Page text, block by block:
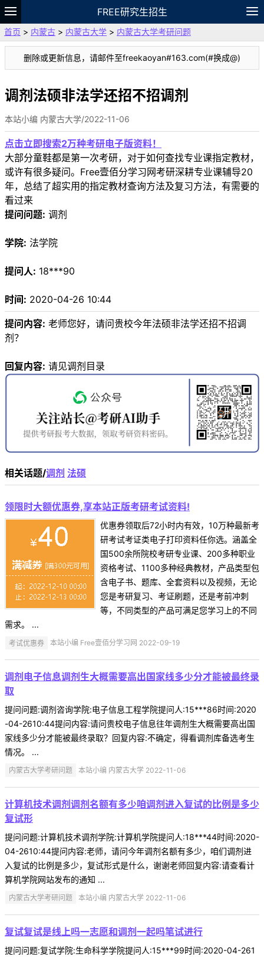
FREE研究生招生
题库
故事 专题 APP 笔记
VIP
资料
首页 > 内蒙古 > 内蒙古大学 > 内蒙古大学考研问题
删除或更新信息，请邮件至freekaoyan#163.com(#换成@)
调剂法硕非法学还招不招调剂
本站小编 内蒙古大学/2022-11-06
点击立即搜索2万种考研电子版资料！
大部分童鞋都是第一次考研，对于如何查找专业课指定教材，
或许有很多疑问。Free壹佰分学习网考研深耕专业课辅导20
年，总结了超实用的指定教材查询方法及复习方法，有需要的
看过来
提问问题: 调剂
学院: 法学院
提问人: 18***90
时间: 2020-04-26 10:44
提问内容: 老师您好，请问贵校今年法硕非法学还招不招调
剂？
回复内容: 请见调剂目录
相关话题/调剂 法硕
领限时大额优惠券,享本站正版考研考试资料!
优惠券领取后72小时内有效，10万种最新考
研考试考证类电子打印资料任你选。涵盖全
国500余所院校考研专业课、200多种职业
资格考试、1100多种经典教材，产品类型包
含电子书、题库、全套资料以及视频，无论
您是考研复习、考证刷题，还是考前冲刺
等，不同类型的产品可满足您学习上的不同
需求。 ...
考试优惠券 本站小编 Free壹佰分学习网 2022-09-19
调剂电子信息调剂生大概需要高出国家线多少分才能被最终录
取
提问问题:调剂咨询学院:电子信息工程学院提问人:15***86时间:2020
-04-2610:44提问内容:请问贵校电子信息往年调剂生大概需要高出国
家线多少分才能被最终录取？回复内容:不确定，得看调剂库备选考生
情况。 ...
内蒙古大学考研问题 本站小编 内蒙古大学 2022-11-06
计算机技术调剂调剂名额有多少咱调剂进入复试的比例是多少
复试形
提问问题:计算机技术调剂学院:计算机学院提问人:18***44时间:2020-
04-2610:44提问内容:老师，请问今年调剂名额有多少，咱们调剂进
入复试的比例是多少，复试形式是什么，谢谢老师回复内容:请查看计
算机学院网站发布的通知 ...
内蒙古大学考研问题 本站小编 内蒙古大学 2022-11-06
复试复试是线上吗一志愿和调剂一起吗笔试进行
提问问题:复试学院:生命科学学院提问人:15***99时间:2020-04-261